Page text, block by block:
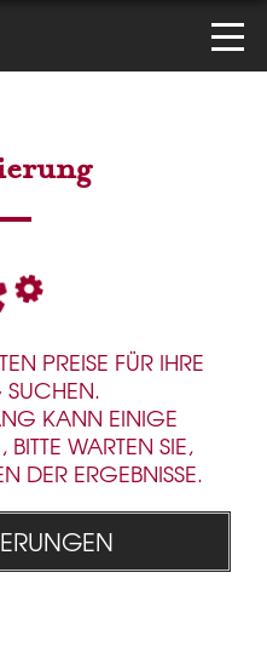
PREISE FÜR IHRE
KANN EINIGE
WARTEN SIE,
DER ERGEBNISSE.